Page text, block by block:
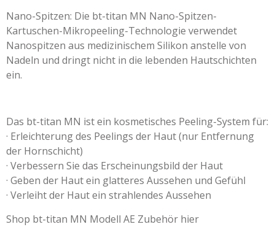
Nano-Spitzen: Die bt-titan MN Nano-Spitzen-
Kartuschen-Mikropeeling-Technologie verwendet
Nanospitzen aus medizinischem Silikon anstelle von
Nadeln und dringt nicht in die lebenden Hautschichten
ein.
Das bt-titan MN ist ein kosmetisches Peeling-System für:
· Erleichterung des Peelings der Haut (nur Entfernung
der Hornschicht)
· Verbessern Sie das Erscheinungsbild der Haut
· Geben der Haut ein glatteres Aussehen und Gefühl
· Verleiht der Haut ein strahlendes Aussehen
Shop bt-titan MN Modell AE Zubehör hier